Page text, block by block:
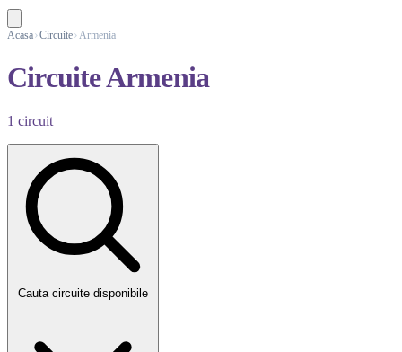
Acasa Circuite Armenia
Circuite Armenia
1 circuit
Cauta circuite disponibile